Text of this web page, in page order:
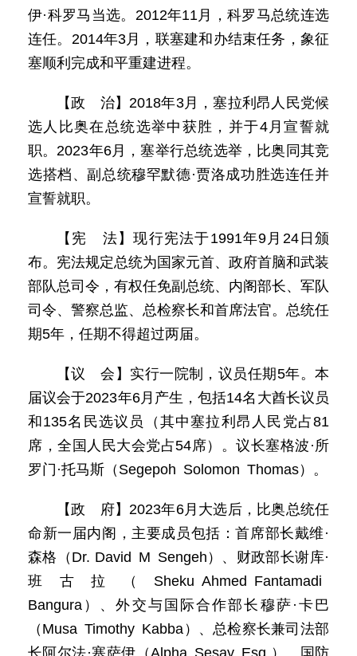
伊·科罗马当选。2012年11月，科罗马总统连选
连任。2014年3月，联塞建和办结束任务，象征
塞顺利完成和平重建进程。
【政 治】2018年3月，塞拉利昂人民党候
选人比奥在总统选举中获胜，并于4月宣誓就
职。2023年6月，塞举行总统选举，比奥同其竞
选搭档、副总统穆罕默德·贾洛成功胜选连任并
宣誓就职。
【宪 法】现行宪法于1991年9月24日颁
布。宪法规定总统为国家元首、政府首脑和武装
部队总司令，有权任免副总统、内阁部长、军队
司令、警察总监、总检察长和首席法官。总统任
期5年，任期不得超过两届。
【议 会】实行一院制，议员任期5年。本
届议会于2023年6月产生，包括14名大酋长议员
和135名民选议员（其中塞拉利昂人民党占81
席，全国人民大会党占54席）。议长塞格波·所
罗门·托马斯（Segepoh Solomon Thomas）。
【政 府】2023年6月大选后，比奥总统任
命新一届内阁，主要成员包括：首席部长戴维·
森格（Dr. David M Sengeh）、财政部长谢库·
班古拉（Sheku Ahmed Fantamadi
Bangura）、外交与国际合作部长穆萨·卡巴
（Musa Timothy Kabba）、总检察长兼司法部
长阿尔法·塞萨伊（Alpha Sesay Esq.）、国防